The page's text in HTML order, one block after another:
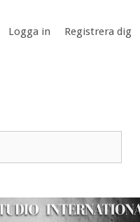
Logga in Registrera dig